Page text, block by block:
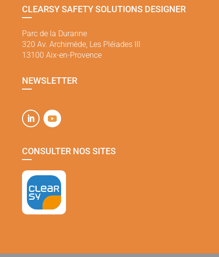
CLEARSY SAFETY SOLUTIONS DESIGNER
Parc de la Duranne
320 Av. Archimède, Les Pléiades III
13100 Aix-en-Provence
NEWSLETTER
CONSULTER NOS SITES